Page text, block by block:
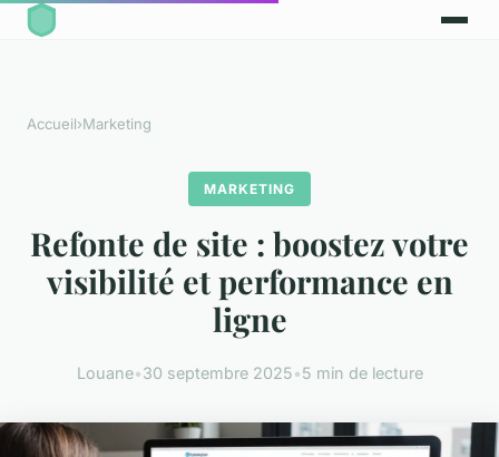
Accueil›Marketing
MARKETING
Refonte de site : boostez votre
visibilité et performance en
ligne
Louane•30 septembre 2025•5 min de lecture